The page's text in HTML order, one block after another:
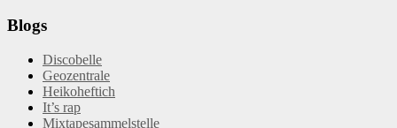
Blogs
Discobelle
Geozentrale
Heikoheftich
It’s rap
Mixtapesammelstelle